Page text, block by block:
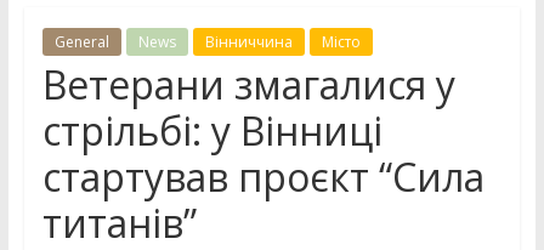
General News Вінниччина Місто
Ветерани змагалися у
стрільбі: у Вінниці
стартував проєкт “Сила
титанів”